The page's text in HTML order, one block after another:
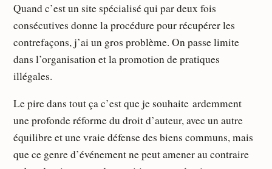
Quand c’est un site spécialisé qui par deux fois
consécutives donne la procédure pour récupérer les
contrefaçons, j’ai un gros problème. On passe limite
dans l’organisation et la promotion de pratiques
illégales.
Le pire dans tout ça c’est que je souhaite ardemment
une profonde réforme du droit d’auteur, avec un autre
équilibre et une vraie défense des biens communs, mais
que ce genre d’événement ne peut amener au contraire